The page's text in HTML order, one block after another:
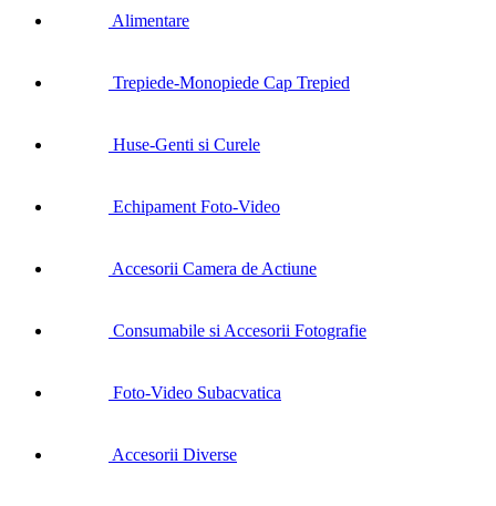
Alimentare
Trepiede-Monopiede Cap Trepied
Huse-Genti si Curele
Echipament Foto-Video
Accesorii Camera de Actiune
Consumabile si Accesorii Fotografie
Foto-Video Subacvatica
Accesorii Diverse